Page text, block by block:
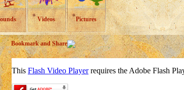
Videos Pictures